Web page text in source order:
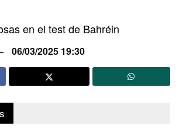
en el test de Bahréin
06/03/2025 19:30